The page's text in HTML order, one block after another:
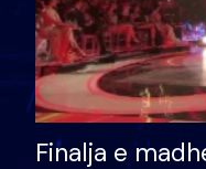
Finalja e